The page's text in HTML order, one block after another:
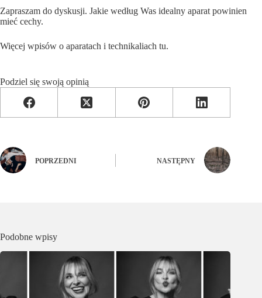
Zapraszam do dyskusji. Jakie według Was idealny aparat powinien
mieć cechy.
Więcej wpisów o aparatach i technikaliach tu.
Podziel się swoją opinią
POPRZEDNI NASTĘPNY
Podobne wpisy